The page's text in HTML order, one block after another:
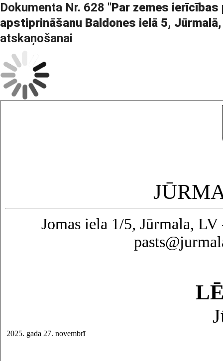
Dokumenta Nr. 628 "Par zemes
apstiprināšanu Baldones ielā 5,
atskaņošanai